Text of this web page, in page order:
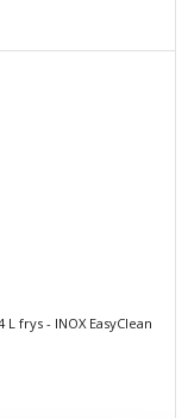
frys - INOX EasyClean